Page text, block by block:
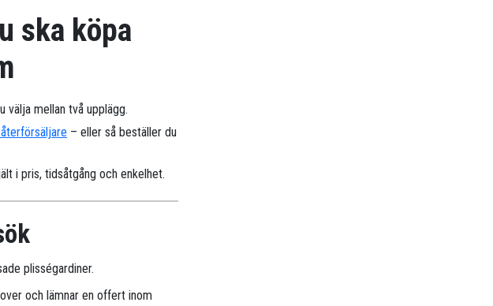
ska köpa
välja mellan två upplägg.
– eller så beställer du
i pris, tidsåtgång och enkelhet.
plisségardiner.
och lämnar en offert inom